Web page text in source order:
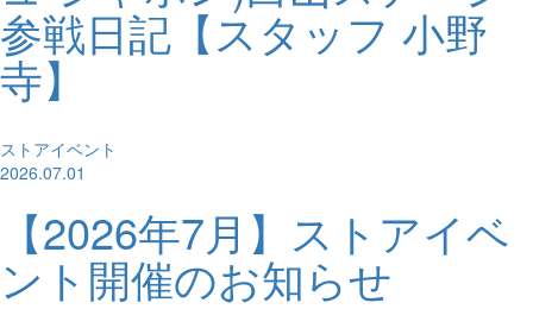
参戦日記【スタッフ 小野
寺】
ストアイベント
2026.07.01
【2026年7月】ストアイベ
ント開催のお知らせ